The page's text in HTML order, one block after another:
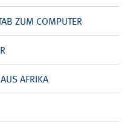
ZUM COMPUTER
AFRIKA